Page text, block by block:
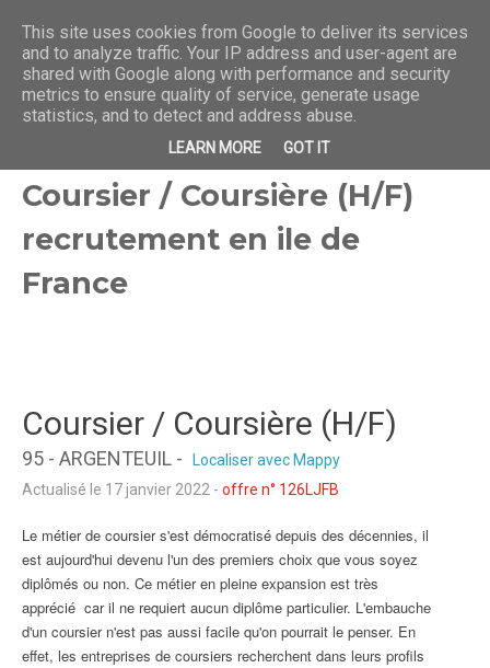
Coursier / Coursière (H/F)
recrutement en ile de
France
Coursier / Coursière (H/F)
95 - ARGENTEUIL -
Localiser avec Mappy
Actualisé le 17 janvier 2022 - offre n° 126LJFB
Le métier de coursier s'est démocratisé depuis des décennies, il
est aujourd'hui devenu l'un des premiers choix que vous soyez
diplômés ou non. Ce métier en pleine expansion est très
apprécié  car il ne requiert aucun diplôme particulier. L'embauche
d'un coursier n'est pas aussi facile qu'on pourrait le penser. En
effet, les entreprises de coursiers recherchent dans leurs profils
This site uses cookies from Google to deliver its services
and to analyze traffic. Your IP address and user-agent are
shared with Google along with performance and security
metrics to ensure quality of service, generate usage
statistics, and to detect and address abuse.
LEARN MORE GOT IT